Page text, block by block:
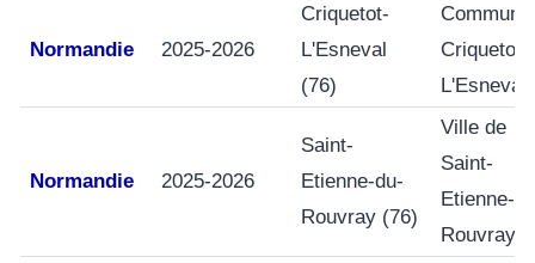
Normandie 2025-2026
Criquetot-
L'Esneval
(76)
Criquetot-
L'Esneval
Normandie 2025-2026
Saint-
Etienne-du-
Rouvray (76)
Ville de
Saint-
Etienne-
Rouvray